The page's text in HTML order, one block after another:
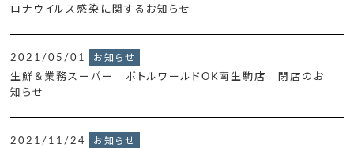
ロナウイルス感染に関するお知らせ
2021/05/01 お知らせ
生鮮＆業務スーパー ボトルワールドOK南生駒店 閉店のお
知らせ
2021/11/24 お知らせ